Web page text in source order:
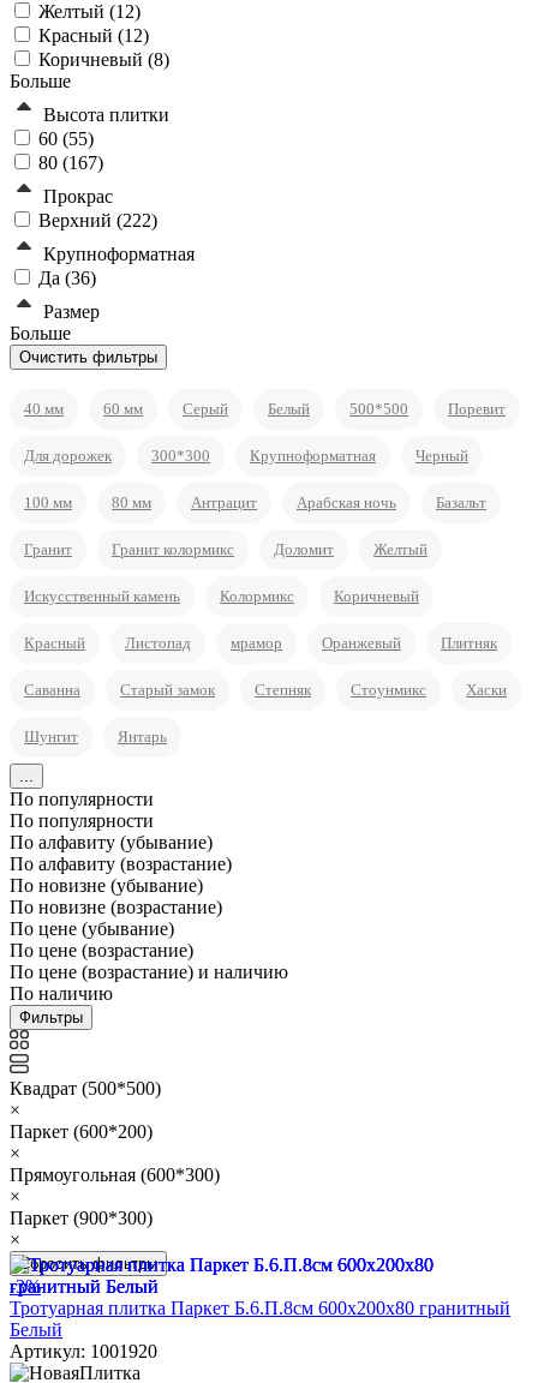
Желтый (12)
Красный (12)
Коричневый (8)
Больше
Высота плитки
60 (55)
80 (167)
Прокрас
Верхний (222)
Крупноформатная
Да (36)
Размер
Больше
40 мм 60 мм Серый Белый 500*500 Поревит
Для дорожек 300*300 Крупноформатная Черный
100 мм 80 мм Антрацит Арабская ночь Базальт
Гранит Гранит колормикс Доломит Желтый
Искусственный камень Колормикс Коричневый
Красный Листопад мрамор Оранжевый Плитняк
Саванна Старый замок Степняк Стоунмикс Хаски
Шунгит Янтарь
...
По популярности
По популярности
По алфавиту (убывание)
По алфавиту (возрастание)
По новизне (убывание)
По новизне (возрастание)
По цене (убывание)
По цене (возрастание)
По цене (возрастание) и наличию
По наличию
Фильтры
Квадрат (500*500)
×
Паркет (600*200)
×
Прямоугольная (600*300)
×
Паркет (900*300)
×
Сбросить фильтры
-3%
Тротуарная плитка Паркет Б.6.П.8см 600х200х80 гранитный
Белый
Артикул: 1001920